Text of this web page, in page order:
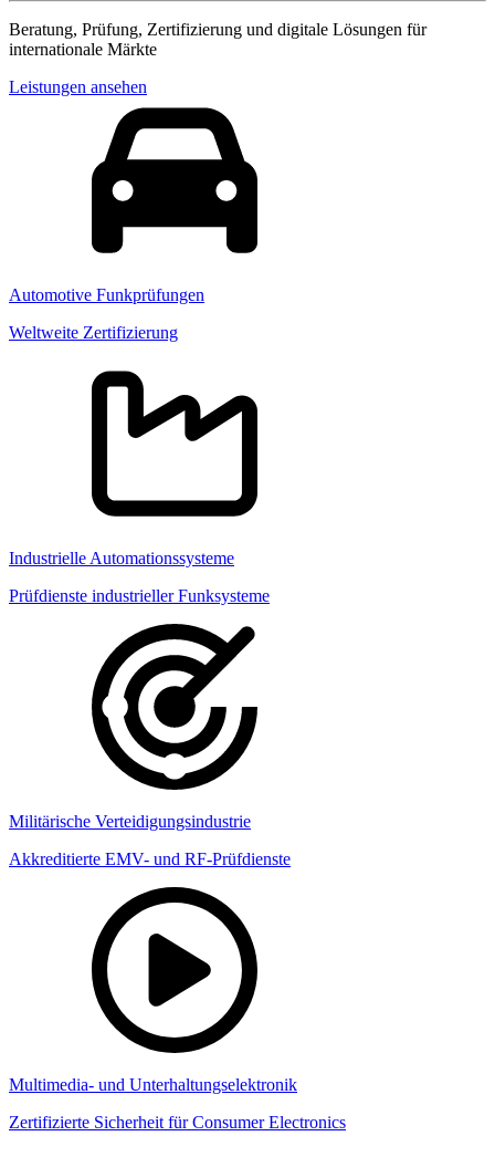
Beratung, Prüfung, Zertifizierung und digitale Lösungen für
internationale Märkte
Leistungen ansehen
Automotive Funkprüfungen
Weltweite Zertifizierung
Industrielle Automationssysteme
Prüfdienste industrieller Funksysteme
Militärische Verteidigungsindustrie
Akkreditierte EMV- und RF-Prüfdienste
Multimedia- und Unterhaltungselektronik
Zertifizierte Sicherheit für Consumer Electronics